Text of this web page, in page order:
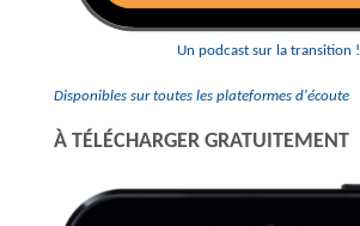
Un podcast sur la transition !
Disponibles sur toutes les plateformes d'écoute
À TÉLÉCHARGER GRATUITEMENT